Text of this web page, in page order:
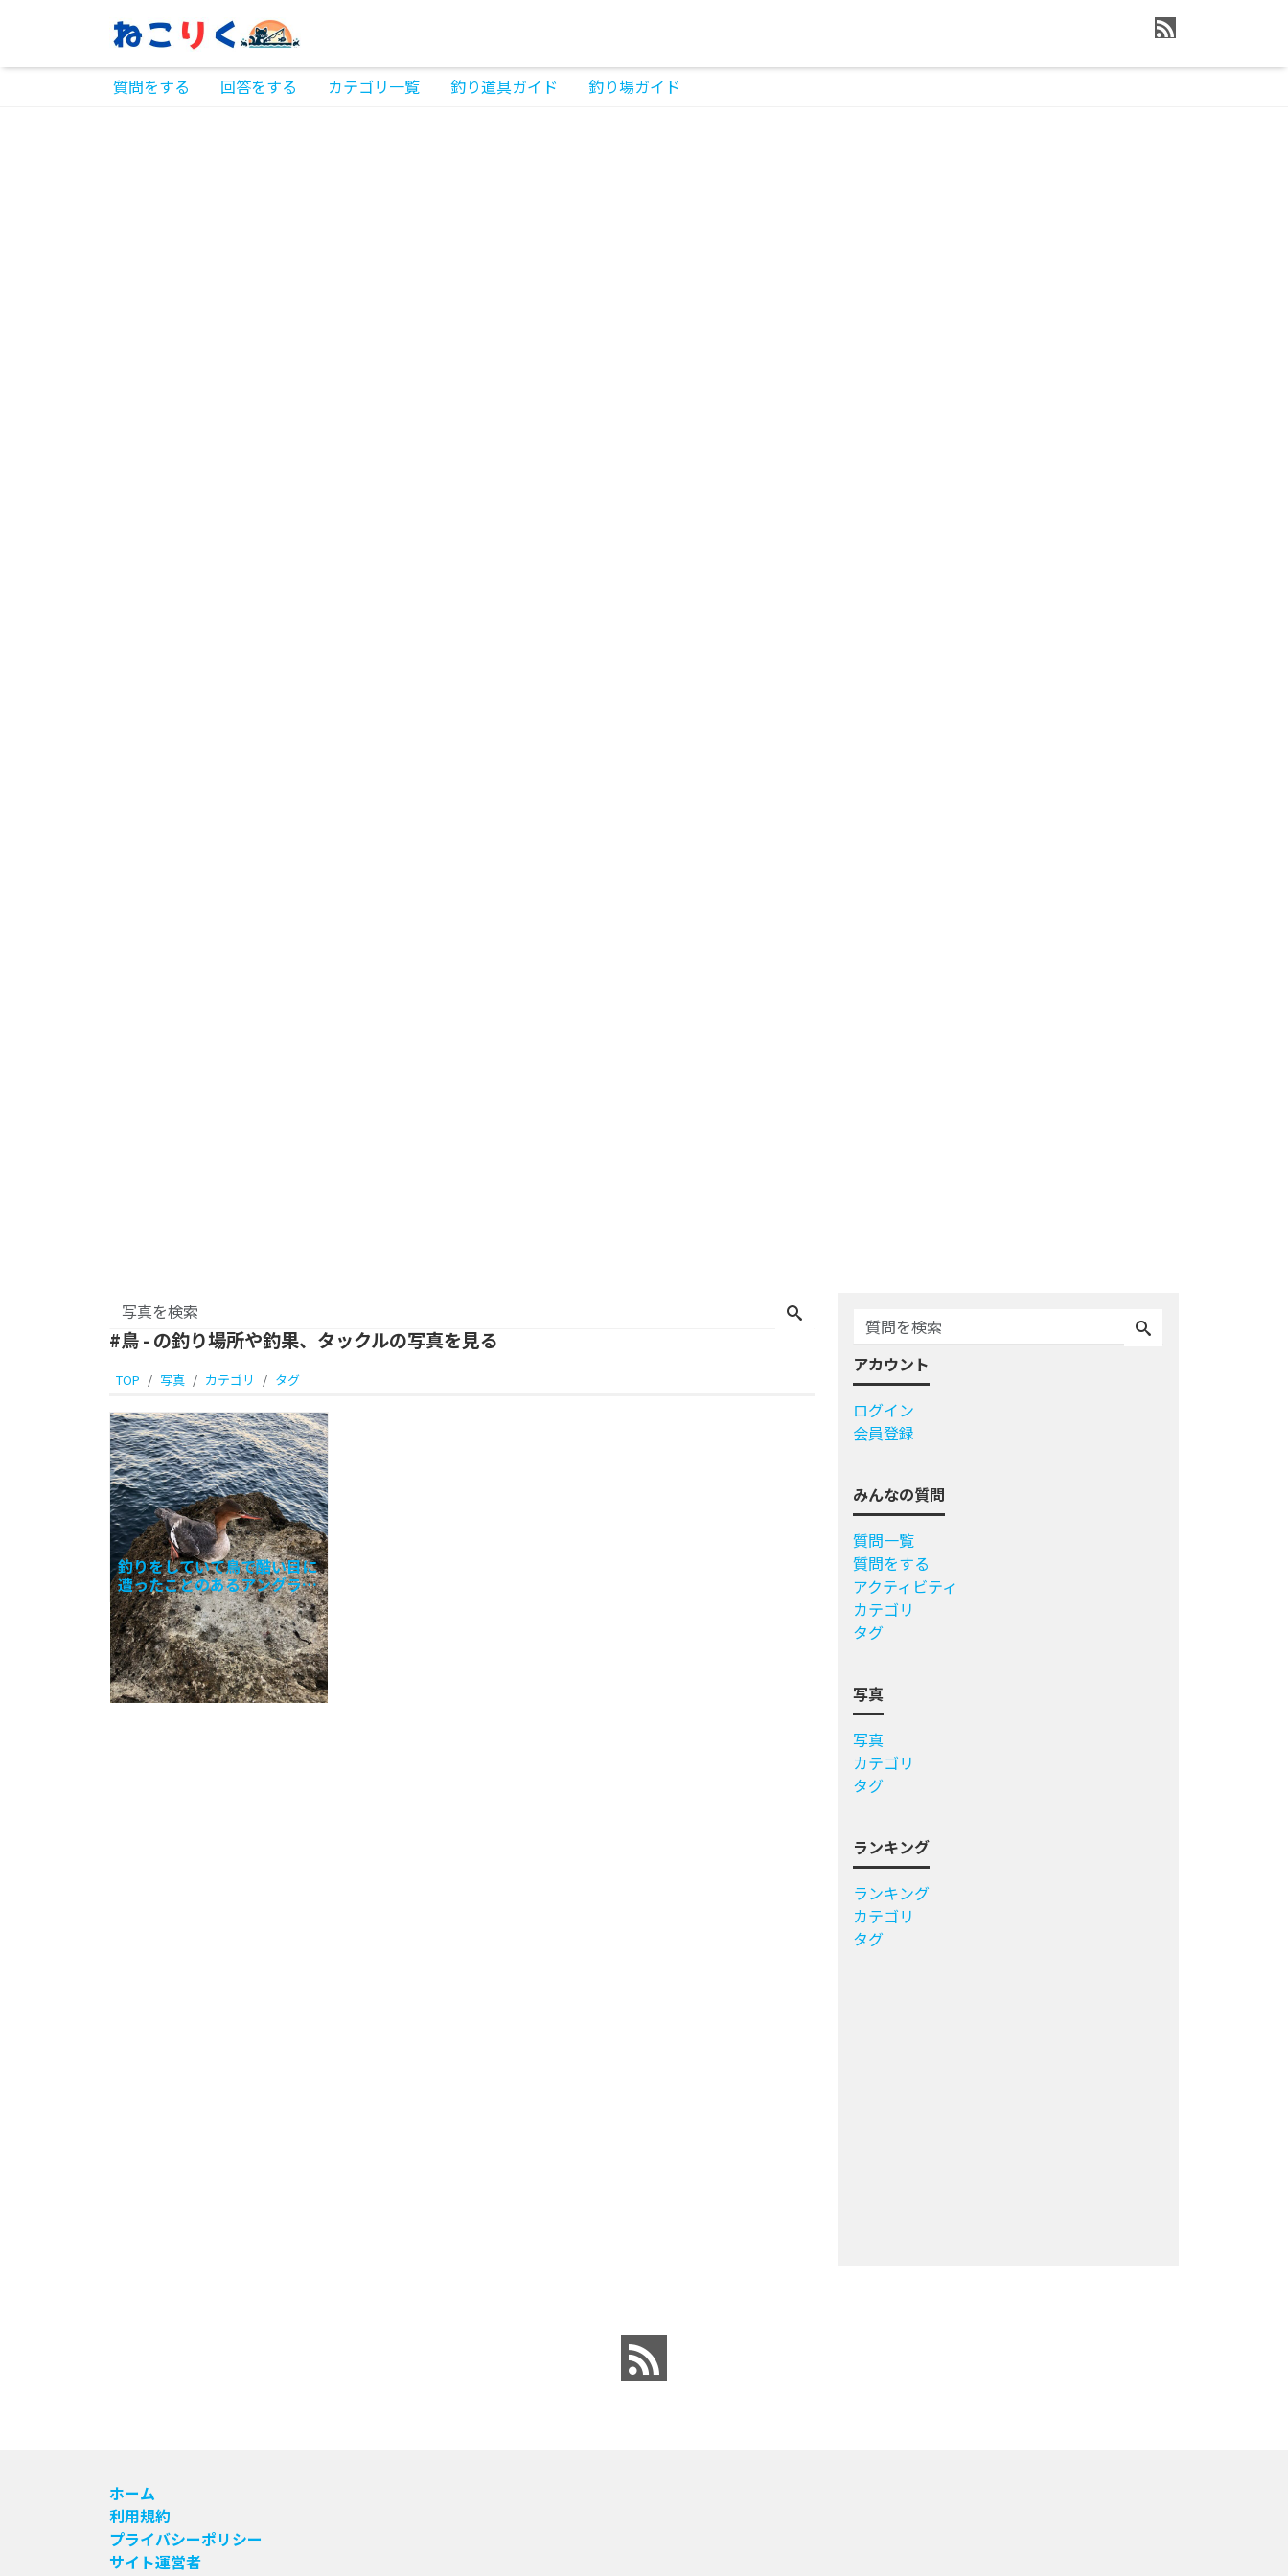
質問をする 回答をする カテゴリ一覧 釣り道具ガイド 釣り場ガイド
#鳥 - の釣り場所や釣果、タックルの写真を見る
TOP 写真 カテゴリ タグ
釣りをしていて鳥で酷い目に
遭ったことのあるアングラー
は少なくないと思います。キ
ャストしたり着水して泳いで
いるルアーを魚と勘違いして
持っていってしまったり、ラ
イン
アカウント
ログイン
会員登録
みんなの質問
質問一覧
質問をする
アクティビティ
カテゴリ
タグ
写真
写真
カテゴリ
タグ
ランキング
ランキング
カテゴリ
タグ
ホーム
利用規約
プライバシーポリシー
サイト運営者